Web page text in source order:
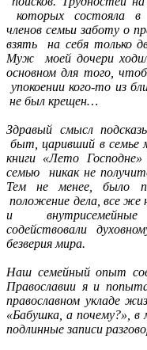
которых состояла
членов семьи заботу о
взять на себя только
Муж моей дочери
основном для того,
упокоении кого-то из
не был крещен…
Здравый смысл
быт, царивший в семье
книги «Лето
семью никак не
Тем не менее, было
положение дела, все
и
содействовали
безверия мира.
Наш семейный опыт
Православии я и
православном укладе
«Бабушка, а почему?»,
подлинные записи